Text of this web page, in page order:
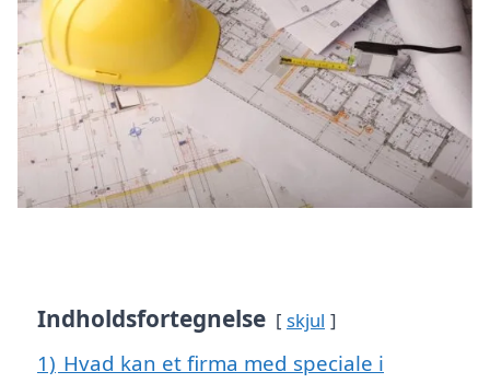
Indholdsfortegnelse skjul
1) Hvad kan et firma med speciale i